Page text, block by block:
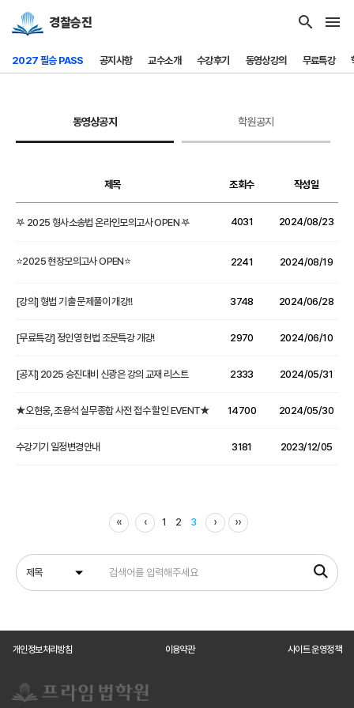
경찰승진 search menu
2027 필승 PASS 공지사항 교수소개 수강후기 동영상강의 무료특강
동영상공지 학원공지
제목 조회수 작성일
𖤐 2025 형사소송법 온라인모의고사 OPEN 𖤐 4031 2024/08/23
⭐2025 현장모의고사 OPEN⭐ 2241 2024/08/19
[강의] 형법 기출 문제풀이 개강!! 3748 2024/06/28
[무료특강] 정인영 헌법 조문특강 개강! 2970 2024/06/10
[공지] 2025 승진대비 신광은 강의 교재 리스트 2333 2024/05/31
★오현웅, 조용석 실무종합 사전 접수 할인 EVENT★ 14700 2024/05/30
수강기기 일정변경안내 3181 2023/12/05
‹‹ ‹ 1 2 3 › ››
개인정보처리방침 이용약관 사이트 운영정책